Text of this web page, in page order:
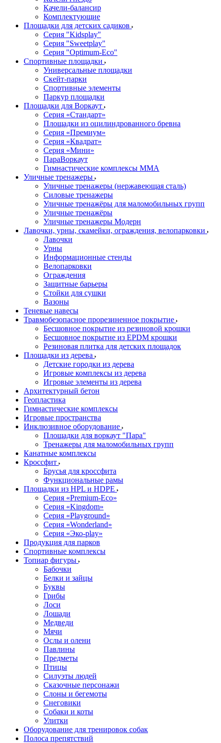
Качели-балансир
Комплектующие
Площадки для детских садиков
Серия "Kidsplay"
Серия "Sweetplay"
Серия "Оptimum-Еco"
Спортивные площадки
Универсальные площадки
Скейт-парки
Спортивные элементы
Паркур площадки
Площадки для Воркаут
Серия «Стандарт»
Площадки из оцилиндрованного бревна
Серия «Премиум»
Серия «Квадрат»
Серия «Мини»
ПараВоркаут
Гимнастические комплексы ММА
Уличные тренажеры
Уличные тренажеры (нержавеющая сталь)
Силовые тренажеры
Уличные тренажёры для маломобильных групп
Уличные тренажёры
Уличные тренажеры Модерн
Лавочки, урны, скамейки, ограждения, велопарковки
Лавочки
Урны
Информационные стенды
Велопарковки
Ограждения
Защитные барьеры
Стойки для сушки
Вазоны
Теневые навесы
Травмобезопасное прорезиненное покрытие
Бесшовное покрытие из резиновой крошки
Бесшовное покрытие из EPDM крошки
Резиновая плитка для детских площадок
Площадки из дерева
Детские городки из дерева
Игровые комплексы из дерева
Игровые элементы из дерева
Архитектурный бетон
Геопластика
Гимнастические комплексы
Игровые пространства
Инклюзивное оборудование
Площадки для воркаут "Пара"
Тренажеры для маломобильных групп
Канатные комплексы
Кроссфит
Брусья для кроссфита
Функциональные рамы
Площадки из HPL и HDPE
Серия «Premium-Eco»
Серия «Kingdom»
Серия «Playground»
Серия «Wonderland»
Серия «Эко-play»
Продукция для парков
Спортивные комплексы
Топиар фигуры
Бабочки
Белки и зайцы
Буквы
Грибы
Лоси
Лошади
Медведи
Мячи
Ослы и олени
Павлины
Предметы
Птицы
Силуэты людей
Сказочные персонажи
Слоны и бегемоты
Снеговики
Собаки и коты
Улитки
Оборудование для тренировок собак
Полоса препятствий